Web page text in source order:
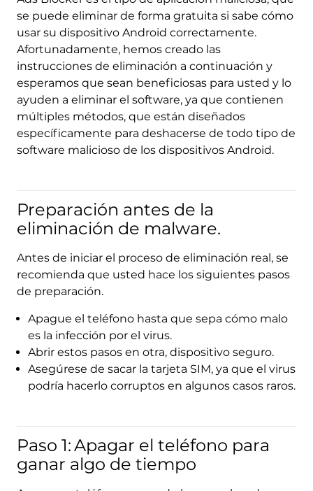
se puede eliminar de forma gratuita si sabe cómo
usar su dispositivo Android correctamente.
Afortunadamente, hemos creado las
instrucciones de eliminación a continuación y
esperamos que sean beneficiosas para usted y lo
ayuden a eliminar el software, ya que contienen
múltiples métodos, que están diseñados
específicamente para deshacerse de todo tipo de
software malicioso de los dispositivos Android.
Preparación antes de la
eliminación de malware.
Antes de iniciar el proceso de eliminación real, se
recomienda que usted hace los siguientes pasos
de preparación.
Apague el teléfono hasta que sepa cómo malo
es la infección por el virus.
Abrir estos pasos en otra, dispositivo seguro.
Asegúrese de sacar la tarjeta SIM, ya que el virus
podría hacerlo corruptos en algunos casos raros.
Paso 1:Apagar el teléfono para
ganar algo de tiempo